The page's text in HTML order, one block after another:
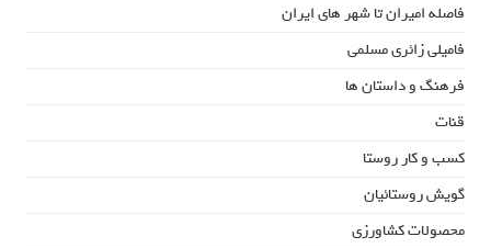
فاصله امیران تا شهر های ایران
فامیلی زائری مسلمی
فرهنگ و داستان ها
قنات
کسب و کار روستا
گویش روستائیان
محصولات کشاورزی